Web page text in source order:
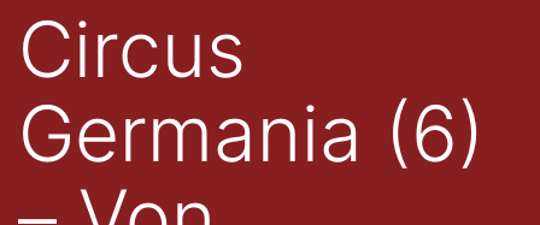
Circus
Germania (6)